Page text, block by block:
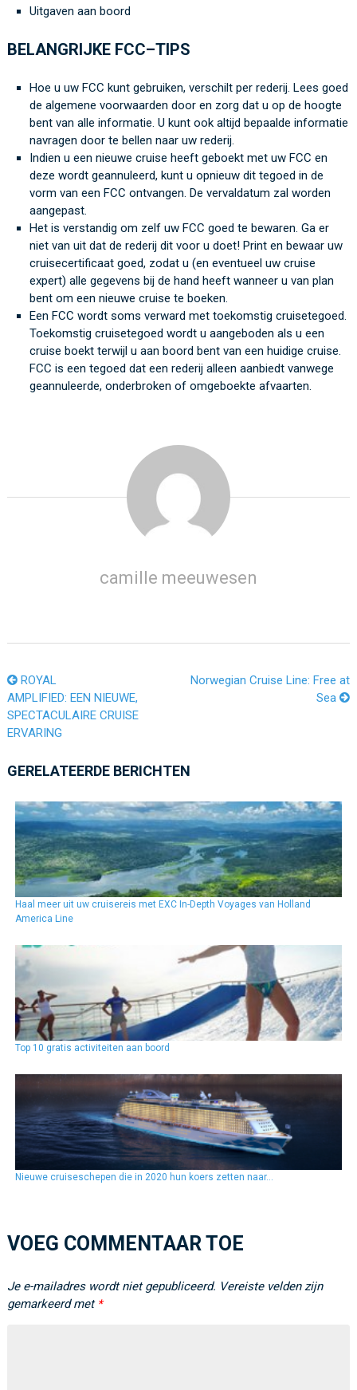
Uitgaven aan boord
BELANGRIJKE FCC–TIPS
Hoe u uw FCC kunt gebruiken, verschilt per rederij. Lees goed
de algemene voorwaarden door en zorg datu op de hoogte
bentvan alle informatie. U kunt ook altijd bepaalde informatie
navragendoor te bellen naar uw rederij.
Indienu een nieuwe cruise heeft geboekt met uw FCC en
deze wordt geannuleerd, kunt u opnieuwdit tegoed in de
vorm van een FCC ontvangen. De vervaldatum zal worden
aangepast.
Het is verstandig om zelfuw FCC goed te bewaren. Ga er
niet van uit dat de rederij dit voor u doet!Print en bewaar uw
cruisecertificaat goed, zodat u(eneventueel uw cruise
expert)alle gegevens bij de hand heeft wanneer uvan plan
bent omeen nieuwecruise te boeken.
Een FCC wordt soms verwardmettoekomstig cruisetegoed.
Toekomstig cruisetegoedwordt u aangeboden als u een
cruise boekt terwijl u aan boord bent van een huidige cruise.
FCC is een tegoed dat een rederij alleen aanbiedt vanwege
geannuleerde, onderbroken of omgeboekte afvaarten.
camille meeuwesen
ROYAL
AMPLIFIED: EEN NIEUWE,
SPECTACULAIRE CRUISE
ERVARING
Norwegian Cruise Line: Free at
Sea
GERELATEERDE BERICHTEN
Haal meer uit uw cruisereis met EXC In-Depth Voyages van Holland
America Line
Top 10 gratis activiteiten aan boord
Nieuwe cruiseschepen die in 2020 hun koers zetten naar…
VOEG COMMENTAAR TOE
Je e-mailadres wordt niet gepubliceerd. Vereiste velden zijn
gemarkeerd met *